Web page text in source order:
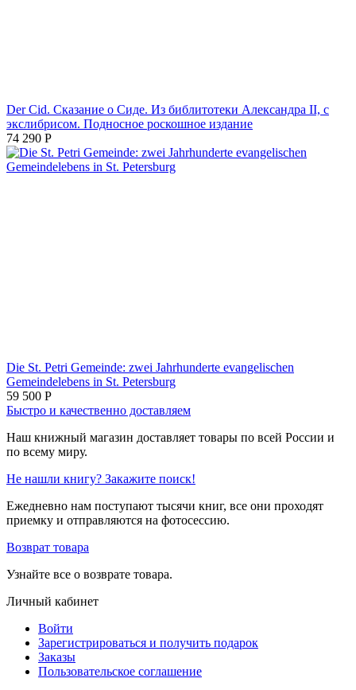
Der Cid. Сказание о Сиде. Из библитотеки Александра II, с
экслибрисом. Подносное роскошное издание
74 290 Р
Die St. Petri Gemeinde: zwei Jahrhunderte evangelischen
Gemeindelebens in St. Petersburg
59 500 Р
Быстро и качественно доставляем
Наш книжный магазин доставляет товары по всей России и
по всему миру.
Не нашли книгу? Закажите поиск!
Ежедневно нам поступают тысячи книг, все они проходят
приемку и отправляются на фотосессию.
Возврат товара
Узнайте все о возврате товара.
Личный кабинет
Войти
Зарегистрироваться и получить подарок
Заказы
Пользовательское соглашение